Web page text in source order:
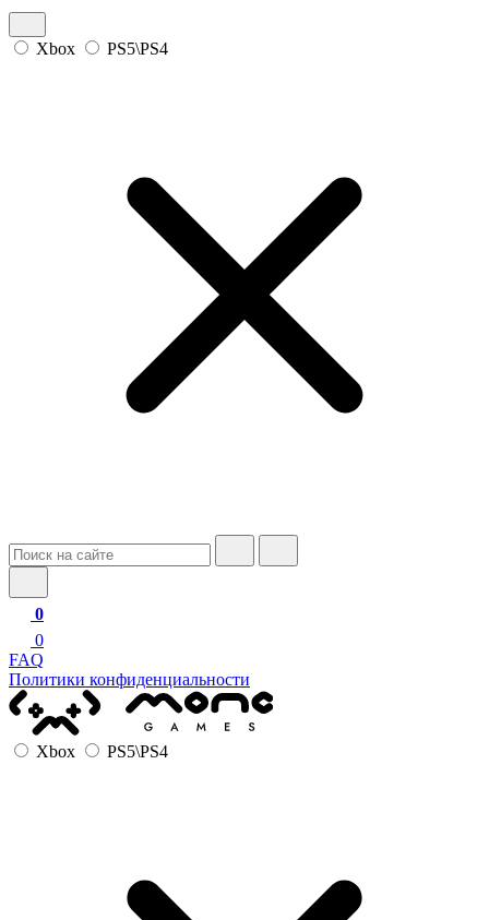
Xbox PS5\PS4
0
0
FAQ
Политики конфиденциальности
Xbox PS5\PS4